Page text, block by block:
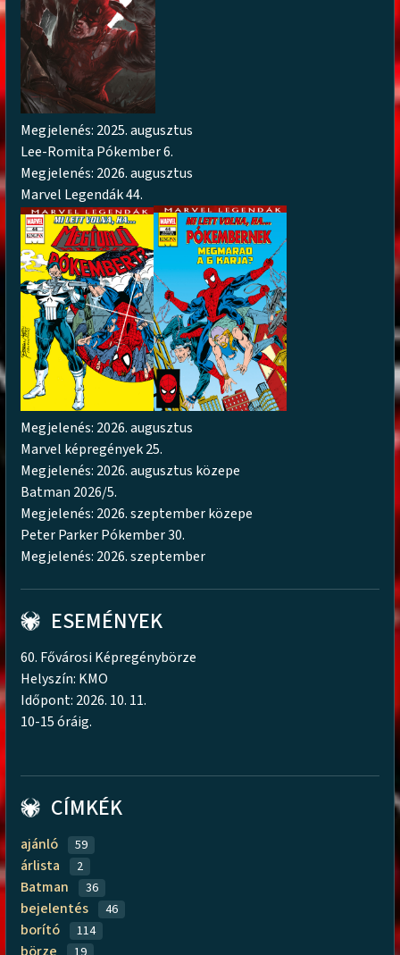
Megjelenés: 2025. augusztus
Lee-Romita Pókember 6.
Megjelenés: 2026. augusztus
Marvel Legendák 44.
Megjelenés: 2026. augusztus
Marvel képregények 25.
Megjelenés: 2026. augusztus közepe
Batman 2026/5.
Megjelenés: 2026. szeptember közepe
Peter Parker Pókember 30.
Megjelenés: 2026. szeptember
ESEMÉNYEK
60. Fővárosi Képregénybörze
Helyszín: KMO
Időpont: 2026. 10. 11.
10-15 óráig.
CÍMKÉK
ajánló 59
árlista 2
Batman 36
bejelentés 46
borító 114